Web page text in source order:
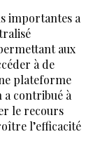
importantes a
aux
à de
plateforme
a contribué à
le recours
l’efficacité